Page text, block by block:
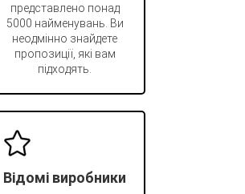
представлено понад
5000 найменувань. Ви
неодмінно знайдете
пропозиції, які вам
підходять.
Відомі виробники